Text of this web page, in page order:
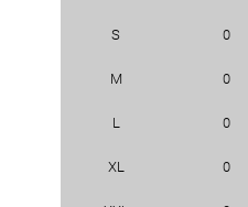
S 0
M 0
L 0
XL 0